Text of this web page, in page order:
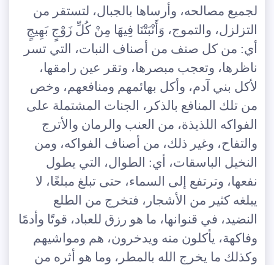
لجميع مصالحه، وأرساها بالجبال، لتستقر من
التزلزل، والتموج، وَأَنْبَتْنَا فِيهَا مِنْ كُلِّ زَوْجٍ بَهِيجٍ
أي: من كل صنف من أصناف النبات، التي تسر
ناظرها، وتعجب مبصرها، وتقر عين رامقها،
لأكل بني آدم، وأكل بهائمهم ومنافعهم، وخص
من تلك المنافع بالذكر، الجنات المشتملة على
الفواكه اللذيذة، من العنب والرمان والأترج
والتفاح، وغير ذلك، من أصناف الفواكه، ومن
النخيل الباسقات، أي: الطوال، التي يطول
نفعها، وترتفع إلى السماء، حتى تبلغ مبلغًا، لا
يبلغه كثير من الأشجار، فتخرج من الطلع
النضيد، في قنوانها، ما هو رزق للعباد، قوتًا وأدمًا
وفاكهة، يأكلون منه ويدخرون، هم ومواشيهم
وكذلك ما يخرج الله بالمطر، وما هو أثره من